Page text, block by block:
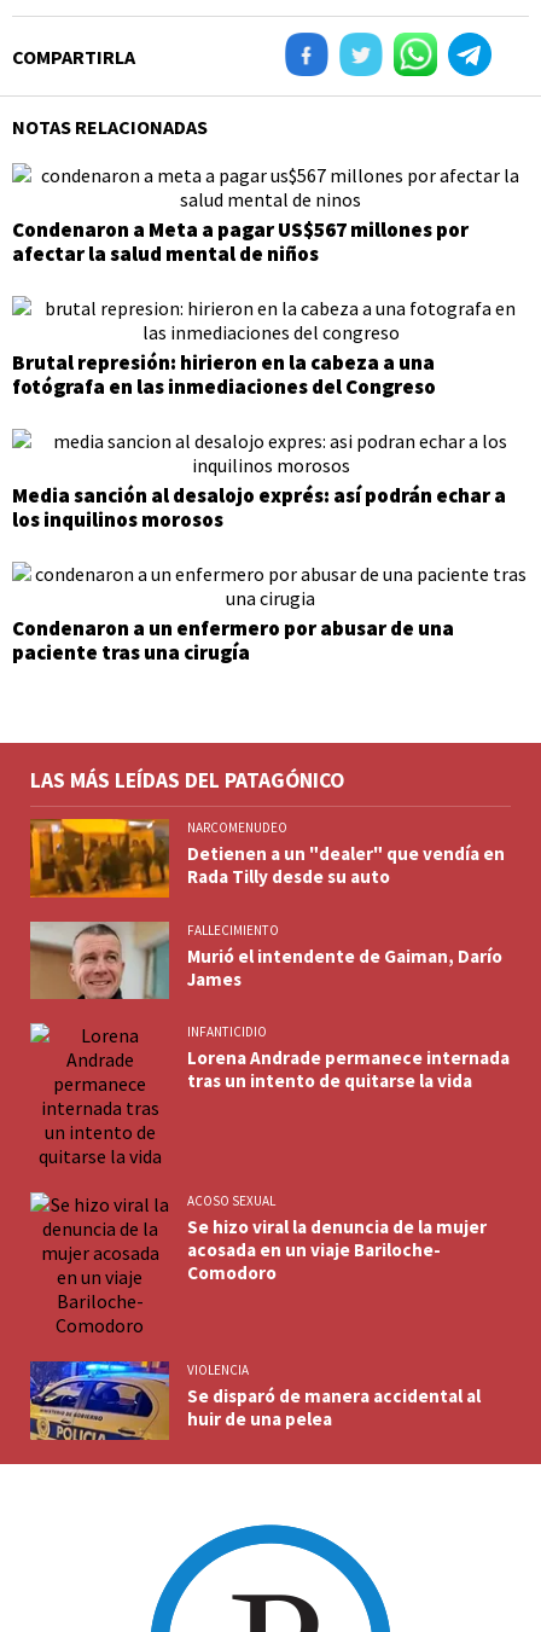
COMPARTIRLA
NOTAS RELACIONADAS
Condenaron a Meta a pagar US$567 millones por
afectar la salud mental de niños
Brutal represión: hirieron en la cabeza a una
fotógrafa en las inmediaciones del Congreso
Media sanción al desalojo exprés: así podrán echar a
los inquilinos morosos
Condenaron a un enfermero por abusar de una
paciente tras una cirugía
LAS MÁS LEÍDAS DEL PATAGÓNICO
NARCOMENUDEO
Detienen a un "dealer" que vendía en
Rada Tilly desde su auto
FALLECIMIENTO
Murió el intendente de Gaiman, Darío
James
INFANTICIDIO
Lorena Andrade permanece internada
tras un intento de quitarse la vida
ACOSO SEXUAL
Se hizo viral la denuncia de la mujer
acosada en un viaje Bariloche-
Comodoro
VIOLENCIA
Se disparó de manera accidental al
huir de una pelea